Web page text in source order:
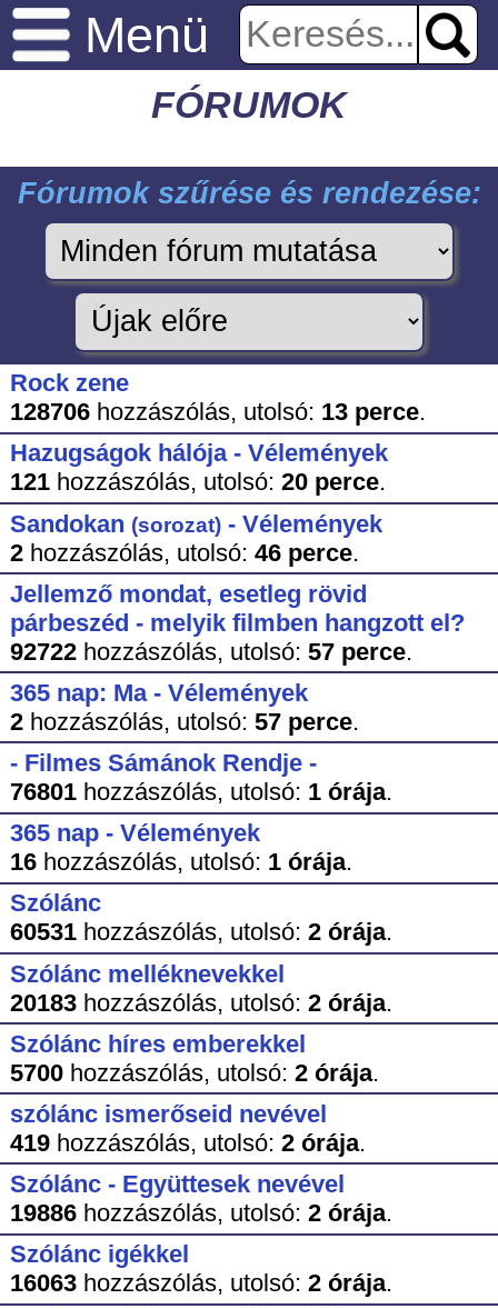
Menü
FÓRUMOK
Fórumok szűrése és rendezése:
Rock zene
128706hozzászólás, utolsó: 13 perce.
Hazugságok hálója - Vélemények
121hozzászólás, utolsó: 20 perce.
Sandokan (sorozat)- Vélemények
2hozzászólás, utolsó: 46 perce.
Jellemző mondat, esetleg rövid
párbeszéd - melyik filmben hangzott el?
92722hozzászólás, utolsó: 57 perce.
365 nap: Ma - Vélemények
2hozzászólás, utolsó: 57 perce.
- Filmes Sámánok Rendje -
76801hozzászólás, utolsó: 1 órája.
365 nap - Vélemények
16hozzászólás, utolsó: 1 órája.
Szólánc
60531hozzászólás, utolsó: 2 órája.
Szólánc melléknevekkel
20183hozzászólás, utolsó: 2 órája.
Szólánc híres emberekkel
5700hozzászólás, utolsó: 2 órája.
szólánc ismerőseid nevével
419hozzászólás, utolsó: 2 órája.
Szólánc - Együttesek nevével
19886hozzászólás, utolsó: 2 órája.
Szólánc igékkel
16063hozzászólás, utolsó: 2 órája.